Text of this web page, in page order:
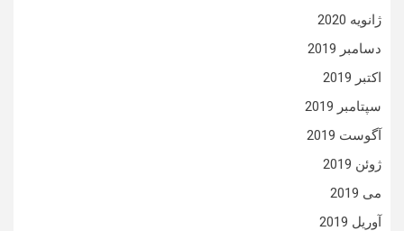
ژانویه 2020
دسامبر 2019
اکتبر 2019
سپتامبر 2019
آگوست 2019
ژوئن 2019
می 2019
آوریل 2019